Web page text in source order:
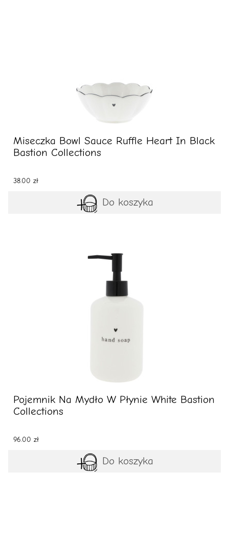
Miseczka Bowl Sauce Ruffle Heart In Black
Bastion Collections
38.00 zł
Do koszyka
Pojemnik Na Mydło W Płynie White Bastion
Collections
96.00 zł
Do koszyka